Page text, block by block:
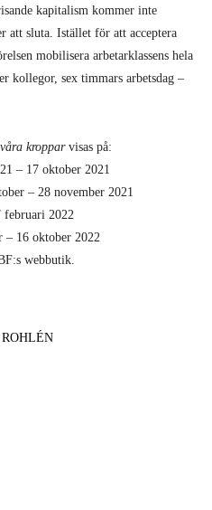
kapitalism kommer inte
att sluta. Istället för att acceptera
mobilisera arbetarklassens hela
kollegor, sex timmars arbetsdag –
kropparvisas på:
– 17 oktober 2021
– 28 november 2021
februari 2022
– 16 oktober 2022
webbutik.